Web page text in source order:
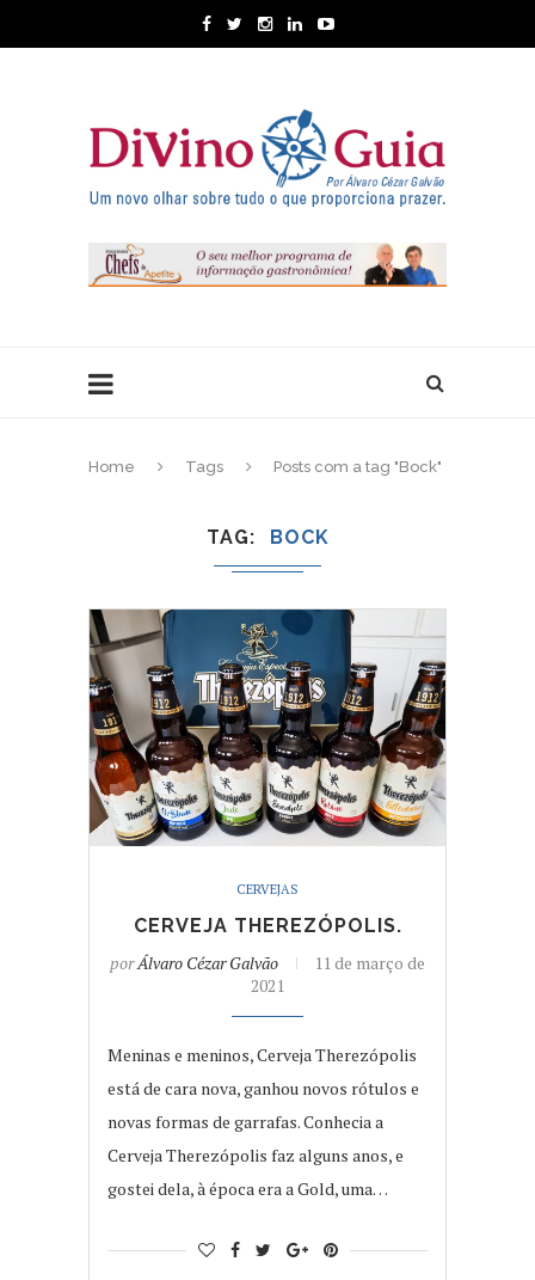
Home Tags Posts com a tag "Bock"
TAG BOCK
CERVEJAS
CERVEJA THEREZÓPOLIS.
porÁlvaro Cézar Galvão
11 de março de
2021
Meninas e meninos, Cerveja Therezópolis
está de cara nova, ganhou novos rótulos e
novas formas de garrafas. Conhecia a
Cerveja Therezópolis faz alguns anos, e
gostei dela, à época era a Gold, uma…